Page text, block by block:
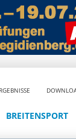
BREITENSPORT